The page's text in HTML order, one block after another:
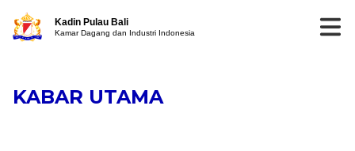
Kadin Pulau Bali
Kamar Dagang dan Industri Indonesia
KABAR UTAMA